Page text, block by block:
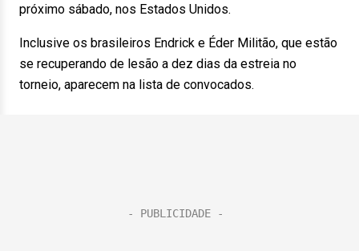
próximo sábado, nos Estados Unidos.
Inclusive os brasileiros Endrick e Éder Militão, que estão
se recuperando de lesão a dez dias da estreia no
torneio, aparecem na lista de convocados.